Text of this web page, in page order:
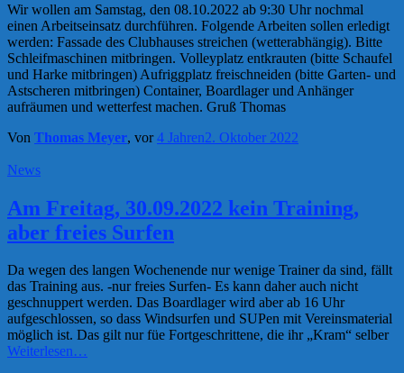
Wir wollen am Samstag, den 08.10.2022 ab 9:30 Uhr nochmal
einen Arbeitseinsatz durchführen. Folgende Arbeiten sollen erledigt
werden: Fassade des Clubhauses streichen (wetterabhängig). Bitte
Schleifmaschinen mitbringen. Volleyplatz entkrauten (bitte Schaufel
und Harke mitbringen) Aufriggplatz freischneiden (bitte Garten- und
Astscheren mitbringen) Container, Boardlager und Anhänger
aufräumen und wetterfest machen. Gruß Thomas
Von Thomas Meyer, vor4 Jahren2. Oktober 2022
News
Am Freitag, 30.09.2022 kein Training,
aber freies Surfen
Da wegen des langen Wochenende nur wenige Trainer da sind, fällt
das Training aus. -nur freies Surfen- Es kann daher auch nicht
geschnuppert werden. Das Boardlager wird aber ab 16 Uhr
aufgeschlossen, so dass Windsurfen und SUPen mit Vereinsmaterial
möglich ist. Das gilt nur füe Fortgeschrittene, die ihr „Kram“ selber
Weiterlesen…